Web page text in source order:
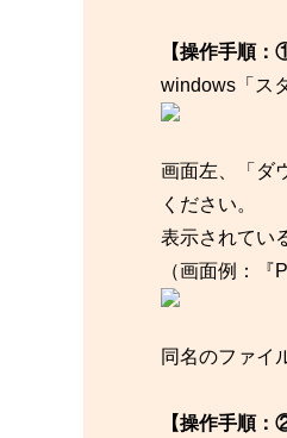
【操作手順：
windows「ス
画面左、「ダ
ください。
表示されてい
（画面例：『
同名のファイ
【操作手順：